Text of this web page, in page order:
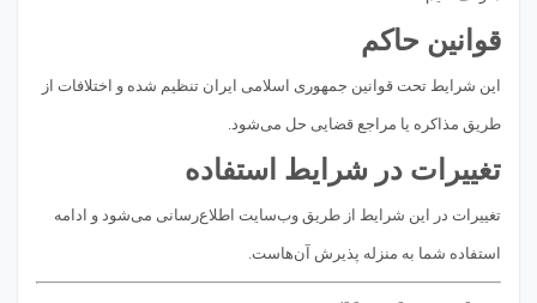
قوانین حاکم
این شرایط تحت قوانین جمهوری اسلامی ایران تنظیم شده و اختلافات از
طریق مذاکره یا مراجع قضایی حل می‌شود.
تغییرات در شرایط استفاده
تغییرات در این شرایط از طریق وب‌سایت اطلاع‌رسانی می‌شود و ادامه
استفاده شما به منزله پذیرش آن‌هاست.